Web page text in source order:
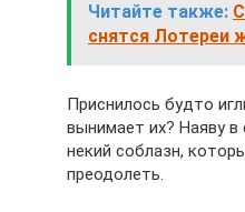
Читайте также:
снятся Лотереи
Приснилось будто
вынимает их? Наяву в
некий соблазн,
преодолеть.